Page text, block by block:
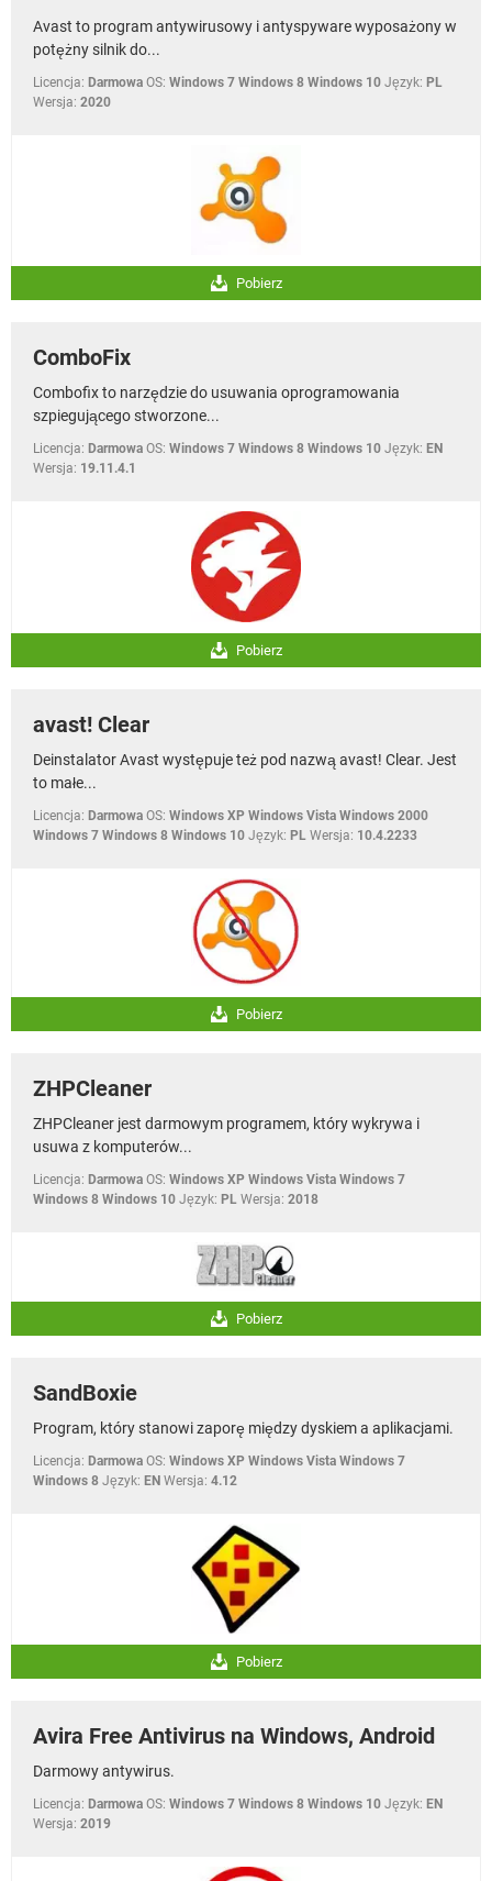
Avast to program antywirusowy i antyspyware wyposażony w
potężny silnik do...
Licencja: Darmowa OS: Windows 7 Windows 8 Windows 10 Język: PL
Wersja: 2020
Pobierz
ComboFix
Combofix to narzędzie do usuwania oprogramowania
szpiegującego stworzone...
Licencja: Darmowa OS: Windows 7 Windows 8 Windows 10 Język: EN
Wersja: 19.11.4.1
Pobierz
avast! Clear
Deinstalator Avast występuje też pod nazwą avast! Clear. Jest
to małe...
Licencja: Darmowa OS: Windows XP Windows Vista Windows 2000
Windows 7 Windows 8 Windows 10 Język: PL Wersja: 10.4.2233
Pobierz
ZHPCleaner
ZHPCleaner jest darmowym programem, który wykrywa i
usuwa z komputerów...
Licencja: Darmowa OS: Windows XP Windows Vista Windows 7
Windows 8 Windows 10 Język: PL Wersja: 2018
Pobierz
SandBoxie
Program, który stanowi zaporę między dyskiem a aplikacjami.
Licencja: Darmowa OS: Windows XP Windows Vista Windows 7
Windows 8 Język: EN Wersja: 4.12
Pobierz
Avira Free Antivirus na Windows, Android
Darmowy antywirus.
Licencja: Darmowa OS: Windows 7 Windows 8 Windows 10 Język: EN
Wersja: 2019